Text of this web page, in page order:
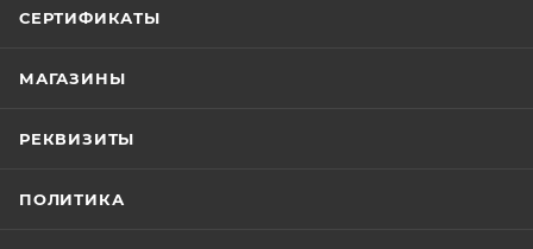
СЕРТИФИКАТЫ
МАГАЗИНЫ
РЕКВИЗИТЫ
ПОЛИТИКА